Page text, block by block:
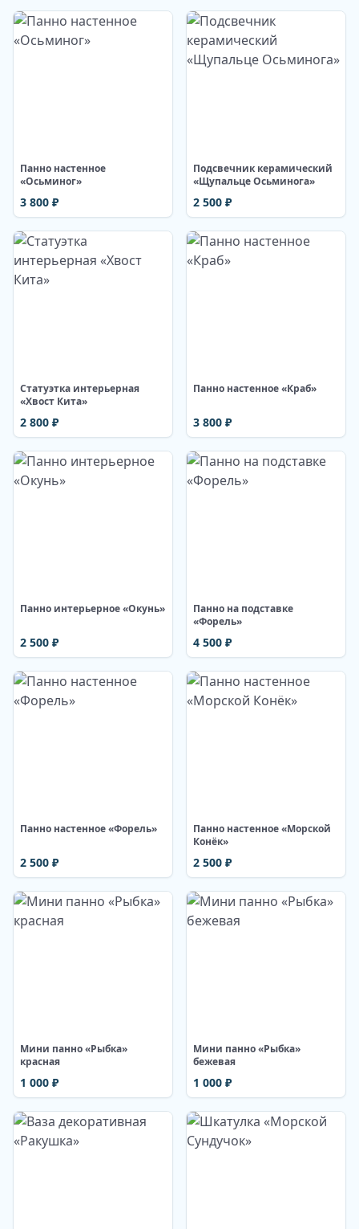
Панно настенное
«Осьминог»
3 800 ₽
Подсвечник керамический
«Щупальце Осьминога»
2 500 ₽
Статуэтка интерьерная
«Хвост Кита»
2 800 ₽
Панно настенное «Краб»
3 800 ₽
Панно интерьерное «Окунь»
2 500 ₽
Панно на подставке
«Форель»
4 500 ₽
Панно настенное «Форель»
2 500 ₽
Панно настенное «Морской
Конёк»
2 500 ₽
Мини панно «Рыбка»
красная
1 000 ₽
Мини панно «Рыбка»
бежевая
1 000 ₽